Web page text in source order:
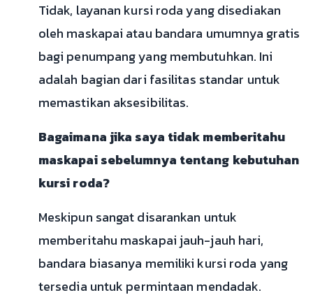
Tidak, layanan kursi roda yang disediakan
oleh maskapai atau bandara umumnya gratis
bagi penumpang yang membutuhkan. Ini
adalah bagian dari fasilitas standar untuk
memastikan aksesibilitas.
Bagaimana jika saya tidak memberitahu
maskapai sebelumnya tentang kebutuhan
kursi roda?
Meskipun sangat disarankan untuk
memberitahu maskapai jauh-jauh hari,
bandara biasanya memiliki kursi roda yang
tersedia untuk permintaan mendadak.